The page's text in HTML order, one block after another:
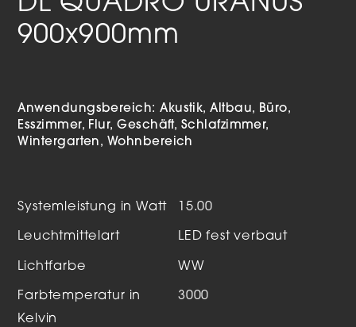
900x900mm
Anwendungsbereich:Akustik Altbau
Büro
Esszimmer
Flur Geschäft
Schlafzimmer
Wintergarten
Wohnbereich
Systemleistung in Watt 15.00
Leuchtmittelart LED fest verbaut
Lichtfarbe WW
Farbtemperatur in
Kelvin
3000